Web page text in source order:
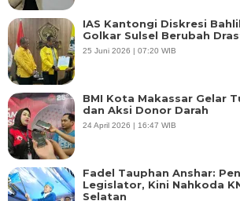
IAS Kantongi Diskresi
Golkar Sulsel Berubah
25 Juni 2026 | 07:20 WIB
BMI Kota Makassar Gelar
dan Aksi Donor Darah
24 April 2026 | 16:47 WIB
Fadel Tauphan Anshar:
Legislator, Kini Nahkoda
Selatan